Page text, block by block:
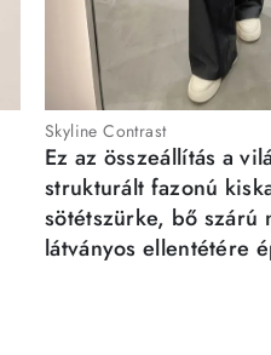
Skyline Contrast
Ez az összeállítás a
strukturált fazonú
sötétszürke, bő szárú
látványos ellentétére